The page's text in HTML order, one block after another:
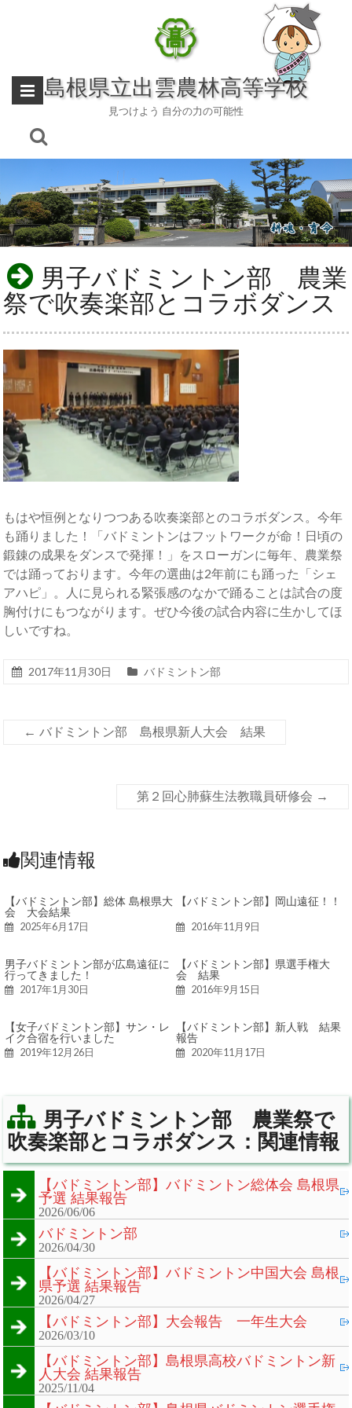
島根県立出雲農林高等学校
見つけよう 自分の力の可能性
男子バドミントン部 農業
祭で吹奏楽部とコラボダンス
もはや恒例となりつつある吹奏楽部とのコラボダンス。今年
も踊りました！「バドミントンはフットワークが命！日頃の
鍛錬の成果をダンスで発揮！」をスローガンに毎年、農業祭
では踊っております。今年の選曲は2年前にも踊った「シェ
アハピ」。人に見られる緊張感のなかで踊ることは試合の度
胸付けにもつながります。ぜひ今後の試合内容に生かしてほ
しいですね。
2017年11月30日 バドミントン部
← バドミントン部 島根県新人大会 結果
第２回心肺蘇生法教職員研修会 →
関連情報
【バドミントン部】総体 島根県大
会 大会結果
2025年6月17日
【バドミントン部】岡山遠征！！
2016年11月9日
男子バドミントン部が広島遠征に
行ってきました！
2017年1月30日
【バドミントン部】県選手権大
会 結果
2016年9月15日
【女子バドミントン部】サン・レ
イク合宿を行いました
2019年12月26日
【バドミントン部】新人戦 結果
報告
2020年11月17日
男子バドミントン部 農業祭で
吹奏楽部とコラボダンス：関連情報
【バドミントン部】バドミントン総体会 島根県
予選 結果報告
2026/06/06
バドミントン部
2026/04/30
【バドミントン部】バドミントン中国大会 島根
県予選 結果報告
2026/04/27
【バドミントン部】大会報告 一年生大会
2026/03/10
【バドミントン部】島根県高校バドミントン新
人大会 結果報告
2025/11/04